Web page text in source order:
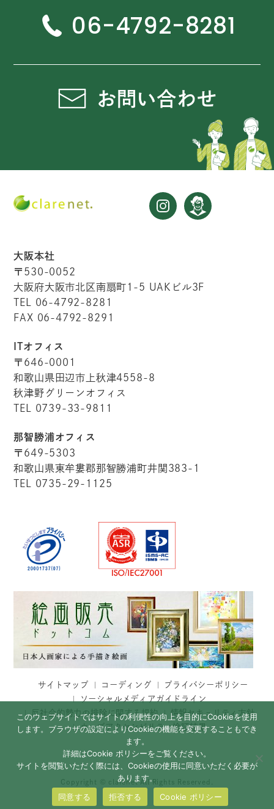
06-4792-8281
お問い合わせ
大阪本社
〒530-0052
大阪府大阪市北区南扇町1-5 UAKビル3F
TEL 06-4792-8281
FAX 06-4792-8291
ITオフィス
〒646-0001
和歌山県田辺市上秋津4558-8
秋津野グリーンオフィス
TEL 0739-33-9811
那智勝浦オフィス
〒649-5303
和歌山県東牟婁郡那智勝浦町井関383-1
TEL 0735-29-1125
サイトマップ コーディング
プライバシーポリシー
ソーシャルメディアガイドライン
反社会的勢力の排除に関する規約
情報セキュリティ方針
ウェブアクセシビリティ検証結果
Copyright © clarenet All Rights Reserved.
このウェブサイトではサイトの利便性の向上を目的にCookieを使用
します。ブラウザの設定によりCookieの機能を変更することもでき
ます。
詳細はCookie ポリシーをご覧ください。
サイトを閲覧いただく際には、Cookieの使用に同意いただく必要が
あります。
同意する
拒否する Cookie ポリシー